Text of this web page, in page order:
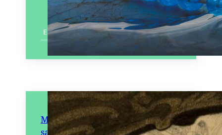
En savoir plus
Mon traité technique des
savoir-faire à l’usage du vrai